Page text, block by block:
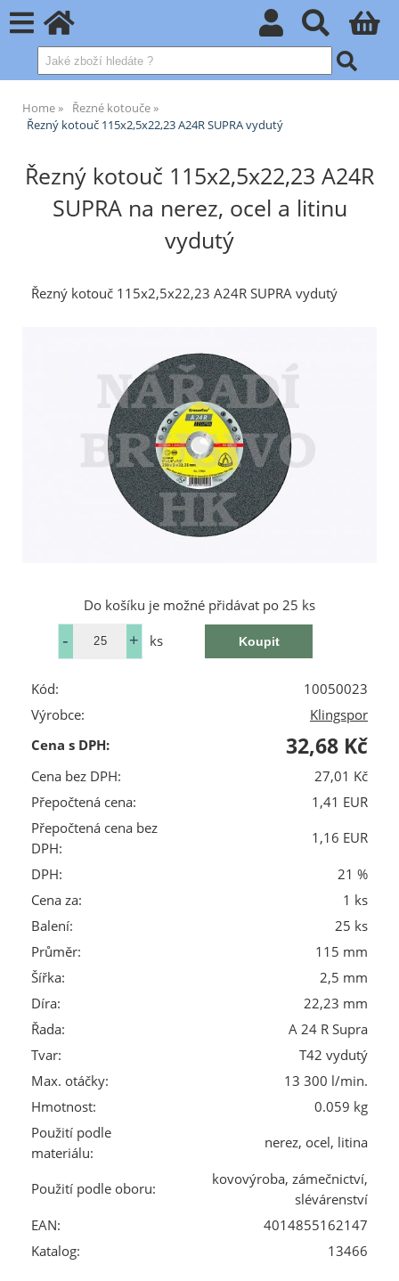
Home
Řezné kotouče
Řezný kotouč 115x2,5x22,23 A24R SUPRA vydutý
Řezný kotouč 115x2,5x22,23 A24R
SUPRA na nerez, ocel a litinu
vydutý
Řezný kotouč 115x2,5x22,23 A24R SUPRA vydutý
Do košíku je možné přidávat po 25 ks
ks
Kód:
10050023
Výrobce:
Klingspor
Cena s DPH:
32,68 Kč
Cena bez DPH:
27,01 Kč
Přepočtená cena:
1,41 EUR
Přepočtená cena bez
DPH:
1,16 EUR
DPH:
21 %
Cena za:
1 ks
Balení:
25 ks
Průměr:
115 mm
Šířka:
2,5 mm
Díra:
22,23 mm
Řada:
A 24 R Supra
Tvar:
T42 vydutý
Max. otáčky:
13 300 l/min.
Hmotnost:
0.059 kg
Použití podle
materiálu:
nerez, ocel, litina
Použití podle oboru:
kovovýroba, zámečnictví,
slévárenství
EAN:
4014855162147
Katalog:
13466